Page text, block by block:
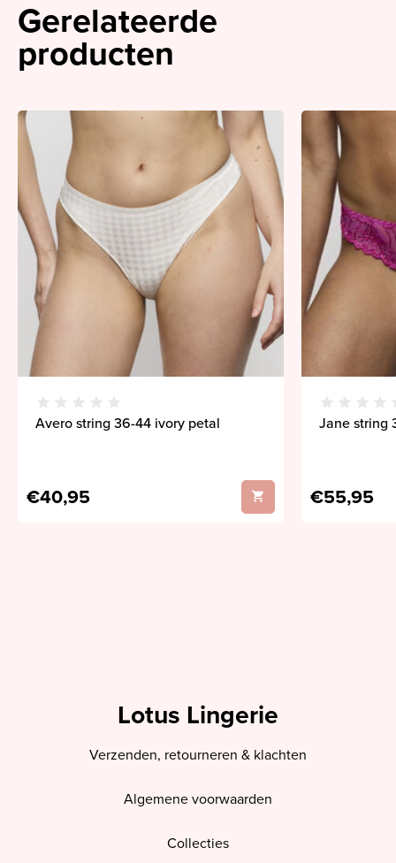
Gerelateerde
producten
Avero string 36-44 ivory petal
€40,95
Jane string
€55,95
Lotus Lingerie
Verzenden, retourneren & klachten
Algemene voorwaarden
Collecties